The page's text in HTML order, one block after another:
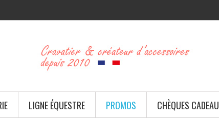
LIGNE ÉQUESTRE PROMOS CHÈQUES CADEAU